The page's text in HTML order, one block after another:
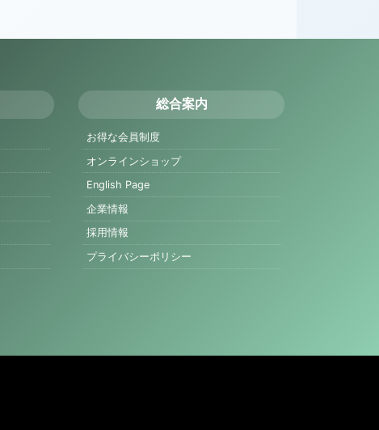
総合案内
お得な会員制度
オンラインショップ
English Page
企業情報
採用情報
プライバシーポリシー